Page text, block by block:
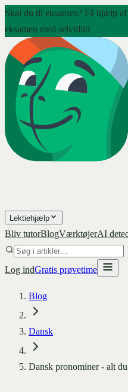
Skal du til eksamen? Få hjælp
eksamen med selvtillid
Lektiehjælp
Bliv tutorBlogVærktøjerAI
Log indGratis prøvetime
Blog
Dansk
Dansk pronominer - alt